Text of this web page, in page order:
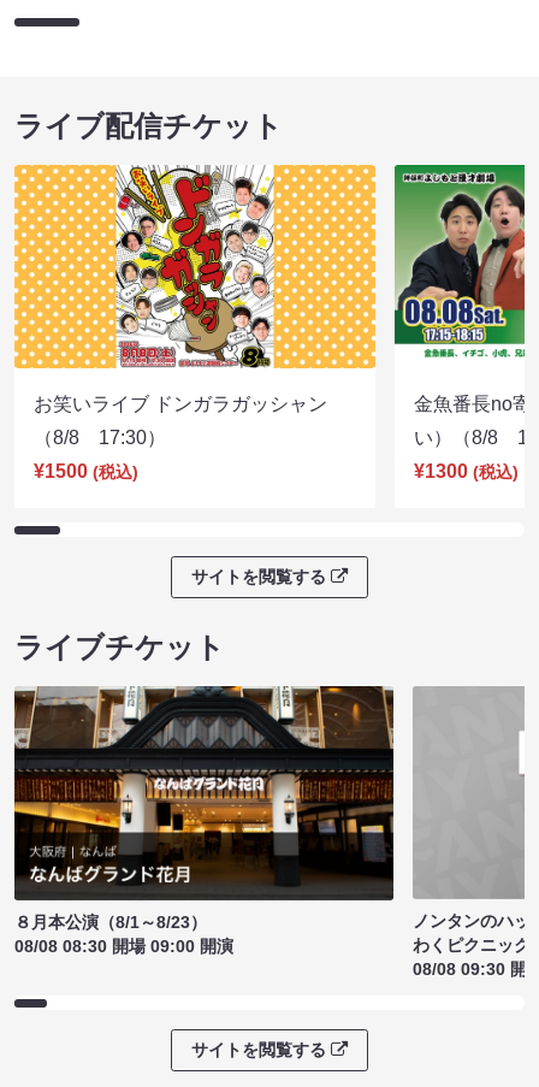
ライブ配信チケット
お笑いライブ ドンガラガッシャン
（8/8 17:30）
¥1500 (税込)
金魚番長no寄
い）（8/8
¥1300 (税込)
サイトを閲覧する
ライブチケット
８月本公演（8/1～8/23）
08/08 08:30 開場 09:00 開演
ノンタンのハッ
わくピクニック
08/08 09:30 開
サイトを閲覧する